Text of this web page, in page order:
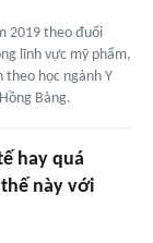
2019 theo đuổi
lĩnh vực mỹ phẩm,
theo học ngành Y
Bàng.
hay quá
này với